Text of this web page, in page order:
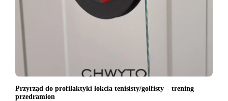
Przyrząd do profilaktyki łokcia tenisisty/golfisty – trening
przedramion